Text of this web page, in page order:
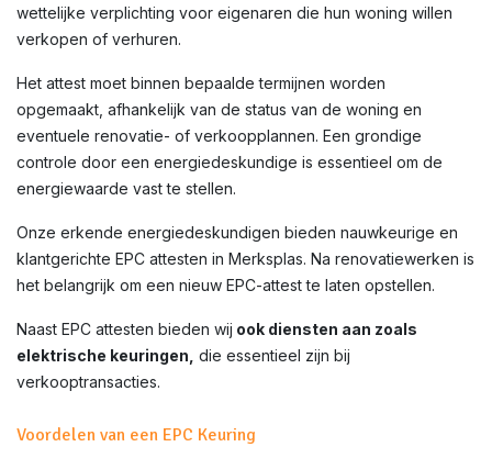
wettelijke verplichting voor eigenaren die hun woning willen
verkopen of verhuren.
Het attest moet binnen bepaalde termijnen worden
opgemaakt, afhankelijk van de status van de woning en
eventuele renovatie- of verkoopplannen. Een grondige
controle door een energiedeskundige is essentieel om de
energiewaarde vast te stellen.
Onze erkende energiedeskundigen bieden nauwkeurige en
klantgerichte EPC attesten in Merksplas. Na renovatiewerken is
het belangrijk om een nieuw EPC-attest te laten opstellen.
Naast EPC attesten bieden wij ook diensten aan zoals
elektrische keuringen, die essentieel zijn bij
verkooptransacties.
Voordelen van een EPC Keuring